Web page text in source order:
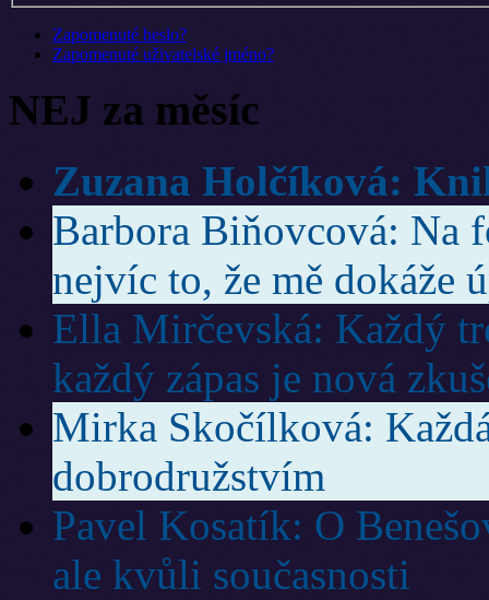
Zapomenuté heslo?
Zapomenuté uživatelské jméno?
NEJ za měsíc
Zuzana Holčíková:
Barbora Biňovcová: Na
nejvíc to, že mě dokáže
Ella Mirčevská: Každý
každý zápas je nová
Mirka Skočílková:
dobrodružstvím
Pavel Kosatík: O
ale kvůli současnosti